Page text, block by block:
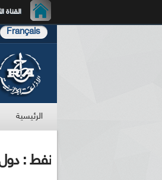
القناة
Français
الرئيسية
نفط : دول